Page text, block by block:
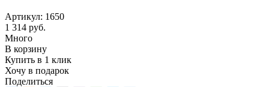
Артикул: 1650
1 314 руб.
Много
В корзину
Купить в 1 клик
Хочу в подарок
Поделиться